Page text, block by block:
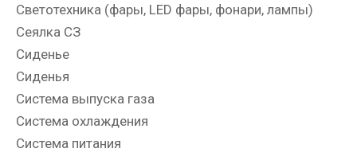
Светотехника (фары, LED фары, фонари, лампы)
Сеялка СЗ
Сиденье
Сиденья
Система выпуска газа
Система охлаждения
Система питания